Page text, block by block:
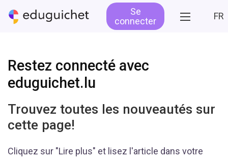
Se
connecter
FR
Restez connecté avec
eduguichet.lu
Trouvez toutes les nouveautés sur
cette page!
Cliquez sur "Lire plus" et lisez l'article dans votre